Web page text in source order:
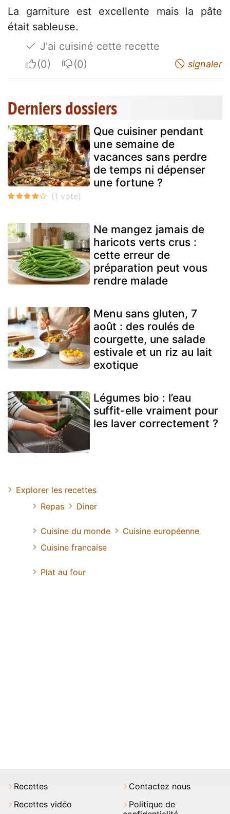
La garniture est excellente mais la pâte
était sableuse.
J'ai cuisiné cette recette
I apreciateI do not appreciate signaler
Derniers dossiers
Que cuisiner pendant
une semaine de
vacances sans perdre
de temps ni dépenser
une fortune ?
Ne mangez jamais de
haricots verts crus :
cette erreur de
préparation peut vous
rendre malade
Menu sans gluten, 7
août : des roulés de
courgette, une salade
estivale et un riz au lait
exotique
Légumes bio : l’eau
suffit-elle vraiment pour
les laver correctement ?
Explorer les recettes
Repas
Diner
Cuisine du monde
Cuisine européenne
Cuisine francaise
Plat au four
Recettes
Recettes vidéo
Contactez nous
Politique de